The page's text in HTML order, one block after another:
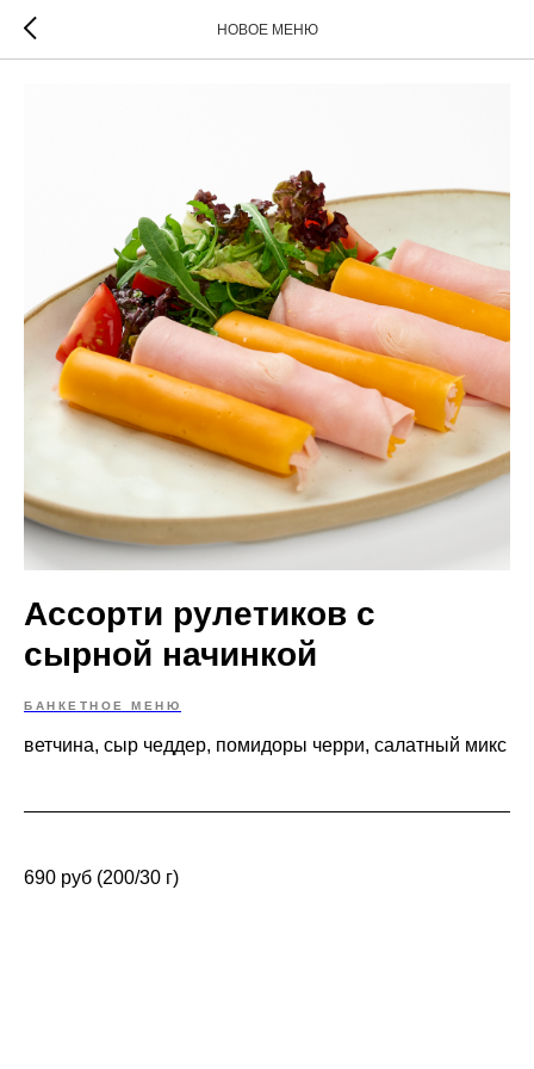
НОВОЕ МЕНЮ
Ассорти рулетиков с
сырной начинкой
БАНКЕТНОЕ МЕНЮ
ветчина, сыр чеддер, помидоры черри, салатный микс
690 руб (200/30 г)